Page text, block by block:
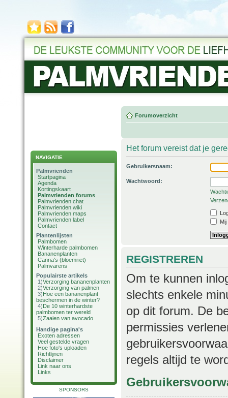
NAVIGATIE
Palmvrienden
Startpagina
Agenda
Kortingskaart
Palmvrienden forums
Palmvrienden chat
Palmvrienden wiki
Palmvrienden maps
Palmvrienden label
Contact
Plantenlijsten
Palmbomen
Winterharde palmbomen
Bananenplanten
Canna's (bloemriet)
Palmvarens
Populairste artikels
1)Verzorging bananenplanten
2)Verzorging van palmen
3)Hoe een bananenplant
beschermen in de winter?
4)De 10 winterhardste
palmbomen ter wereld
5)Zaaien van avocado
Handige pagina's
Exoten adressen
Veel gestelde vragen
Hoe foto's uploaden
Richtlijnen
Disclaimer
Link naar ons
Links
SPONSORS
Forumoverzicht
Het forum vereist dat je
Gebruikersnaam:
Wachtwoord:
REGISTREREN
Om te kunnen
slechts enkele
op dit forum. De
permissies
regels altijd te